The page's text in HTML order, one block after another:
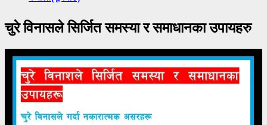
चुरे विनासले सिर्जित समस्या र समाधानका उपायहरु